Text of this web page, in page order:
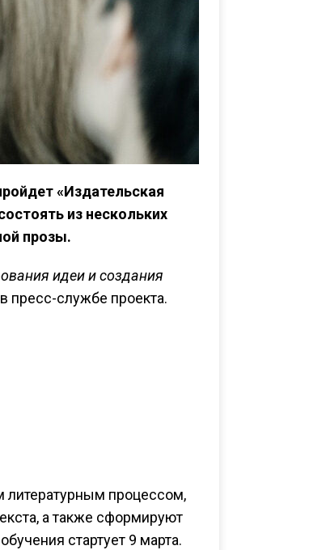
«Издательская
из нескольких
прозы.
идеи и создания
пресс-службе проекта.
литературным процессом,
а также сформируют
стартует 9 марта.